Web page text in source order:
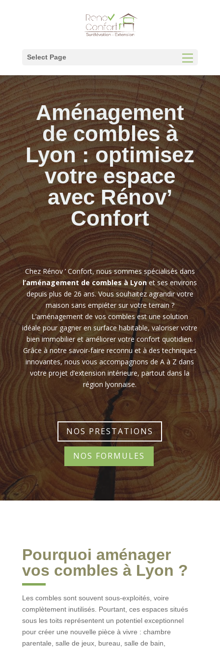
Select Page
Aménagement
de combles à
Lyon : optimisez
votre espace
avec Rénov’
Confort
Chez Rénov ’ Confort, nous sommes spécialisés dans
l’aménagement de combles à Lyonet ses environs
depuis plus de 26 ans. Vous souhaitez agrandir votre
maison sans empiéter sur votre terrain ?
L’aménagement de vos combles est une solution
idéale pour gagner en surface habitable, valoriser votre
bien immobilier et améliorer votre confort quotidien.
Grâce à notre savoir-faire reconnu et à des techniques
innovantes, nous vous accompagnons de A à Z dans
votre projet d’extension intérieure, partout dans la
région lyonnaise.
NOS PRESTATIONS
NOS FORMULES
Pourquoi aménager
vos combles à Lyon ?
Les combles sont souvent sous-exploités, voire
complètement inutilisés. Pourtant, ces espaces situés
sous les toits représentent un potentiel exceptionnel
pour créer une nouvelle pièce à vivre : chambre
parentale, salle de jeux, bureau, salle de bain,